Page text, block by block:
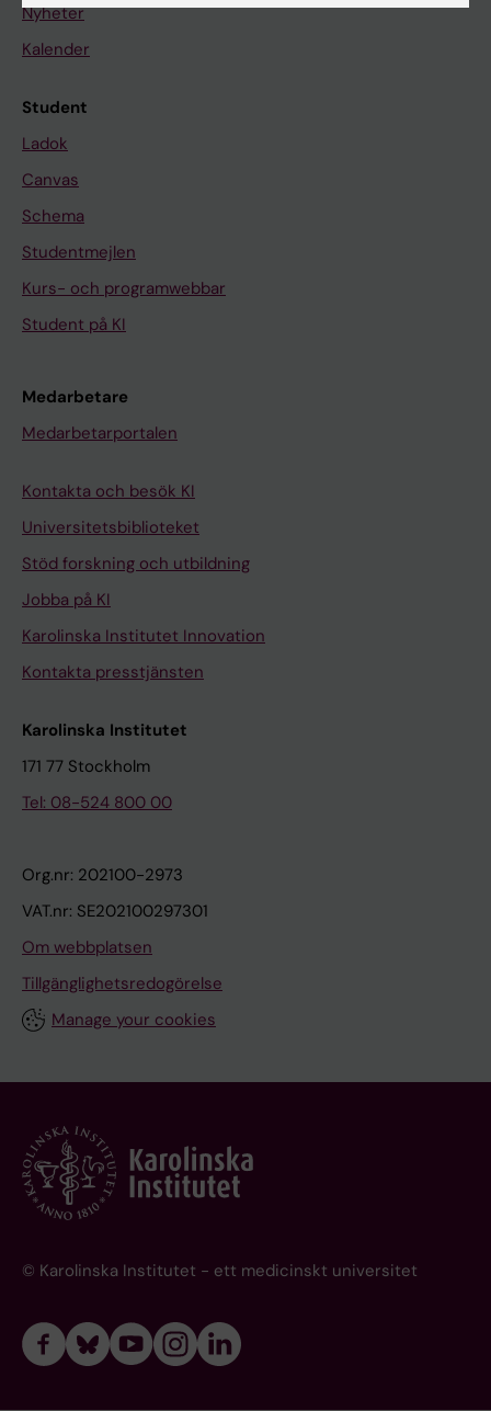
Nyheter
Kalender
Student
Ladok
Canvas
Schema
Studentmejlen
Kurs- och programwebbar
Student på KI
Medarbetare
Medarbetarportalen
Kontakta och besök KI
Universitetsbiblioteket
Stöd forskning och utbildning
Jobba på KI
Karolinska Institutet Innovation
Kontakta presstjänsten
Karolinska Institutet
171 77 Stockholm
Tel: 08-524 800 00
Org.nr: 202100-2973
VAT.nr: SE202100297301
Om webbplatsen
Tillgänglighetsredogörelse
Manage your cookies
© Karolinska Institutet - ett medicinskt universitet